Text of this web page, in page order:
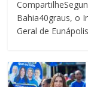
Bahia40graus, o
Geral de